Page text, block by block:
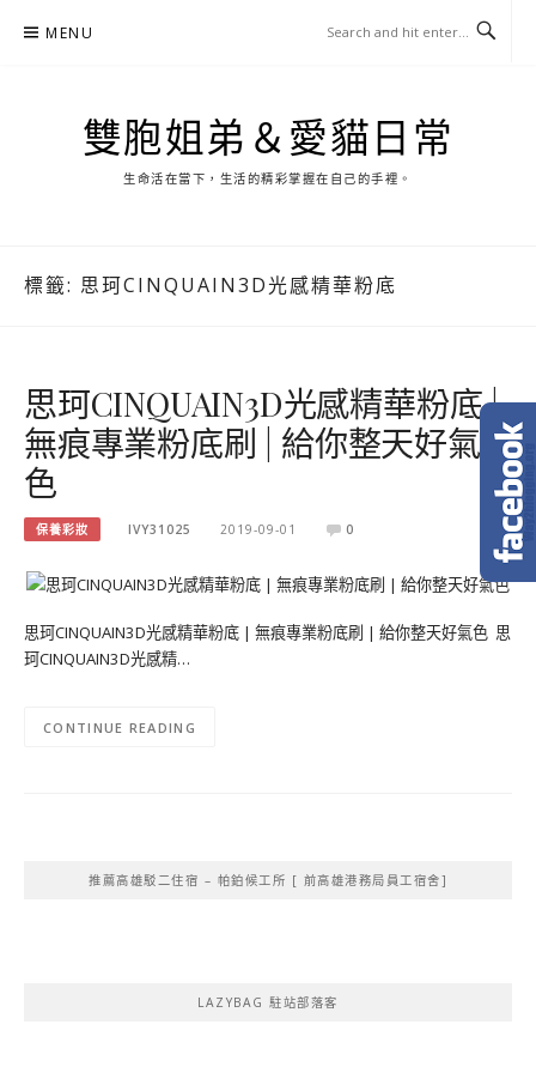
MENU
雙胞姐弟＆愛貓日常
生命活在當下，生活的精彩掌握在自己的手裡。
標籤: 思珂CINQUAIN3D光感精華粉底
思珂CINQUAIN3D光感精華粉底 |
無痕專業粉底刷 | 給你整天好氣
色
保養彩妝 IVY31025 2019-09-01 0
思珂CINQUAIN3D光感精華粉底 | 無痕專業粉底刷 | 給你整天好氣色 思
珂CINQUAIN3D光感精…
CONTINUE READING
推薦高雄駁二住宿 – 帕鉑候工所 [ 前高雄港務局員工宿舍]
LAZYBAG 駐站部落客